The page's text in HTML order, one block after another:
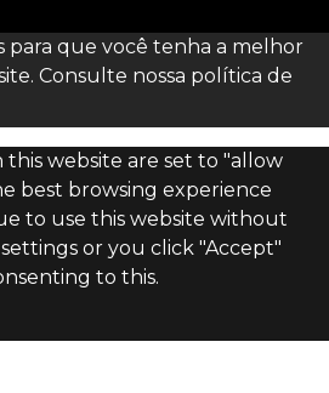
para que você tenha a melhor
Consulte nossa política de
this website are set to "allow
best browsing experience
to use this website without
or you click "Accept"
to this.